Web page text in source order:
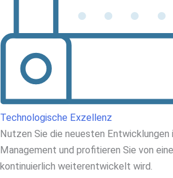
Technologische Exzellenz
Nutzen Sie die neuesten Entwicklungen
Management und profitieren Sie von
kontinuierlich weiterentwickelt wird.